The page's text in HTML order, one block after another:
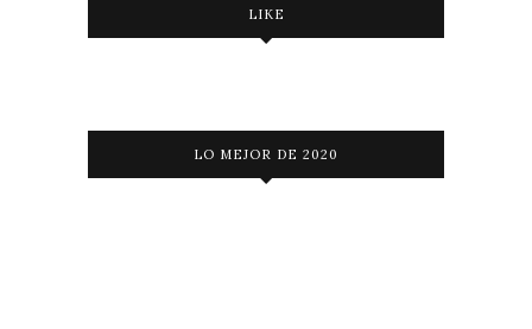
LIKE
LO MEJOR DE 2020